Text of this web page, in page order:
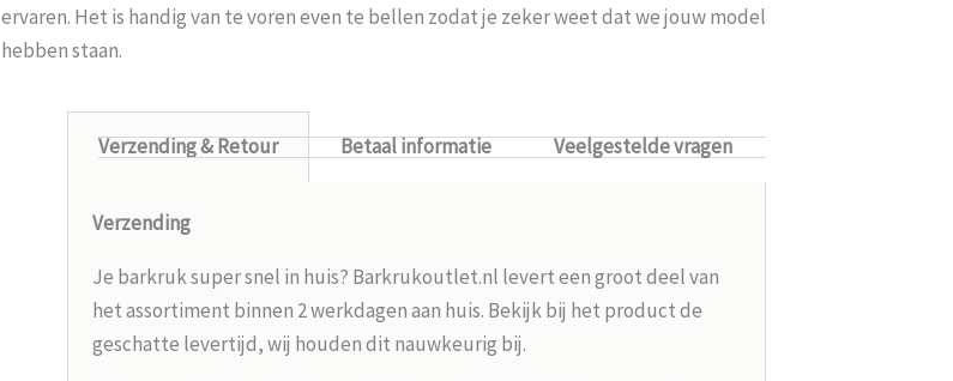
ervaren. Het is handig van te voren even te bellen zodat je zeker weet dat we jouw model
hebben staan.
Verzending & Retour Betaal informatie Veelgestelde vragen
Verzending
Je barkruk super snel in huis? Barkrukoutlet.nl levert een groot deel van
het assortiment binnen 2 werkdagen aan huis. Bekijk bij het product de
geschatte levertijd, wij houden dit nauwkeurig bij.